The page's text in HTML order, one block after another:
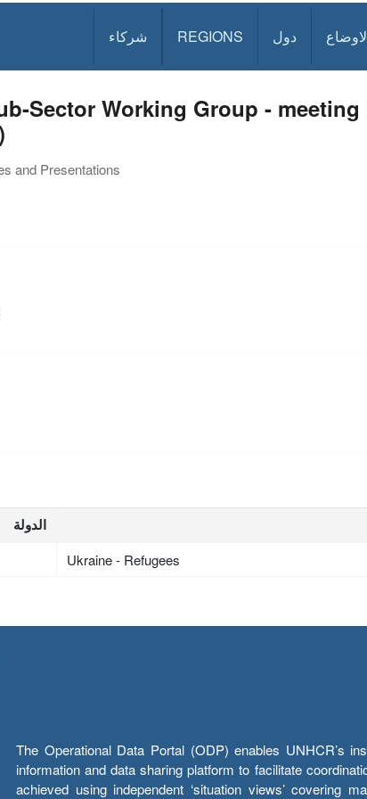
دول REGIONS شركاء
Sector Working Group -
and Presentations
الدولة
Ukraine - Refugees
The Operational Data Portal (ODP) enables UNHCR’s
information and data sharing platform to facilitate
achieved using independent ‘situation views’ covering